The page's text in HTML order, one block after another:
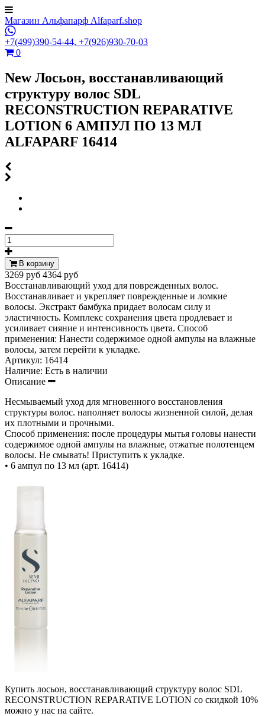
Магазин Альфапарф Alfaparf.shop
+7(499)390-54-44, +7(926)930-70-03
0
New Лосьон, восстанавливающий
структуру волос SDL
RECONSTRUCTION REPARATIVE
LOTION 6 АМПУЛ ПО 13 МЛ
ALFAPARF 16414
В корзину
3269 руб 4364 руб
Восстанавливающий уход для поврежденных волос.
Восстанавливает и укрепляет поврежденные и ломкие
волосы. Экстракт бамбука придает волосам силу и
эластичность. Комплекс сохранения цвета продлевает и
усиливает сияние и интенсивность цвета. Способ
применения: Нанести содержимое одной ампулы на влажные
волосы, затем перейти к укладке.
Артикул: 16414
Наличие: Есть в наличии
Описание
Несмываемый уход для мгновенного восстановления
структуры волос. наполняет волосы жизненной силой, делая
их плотными и прочными.
Способ применения: после процедуры мытья головы нанести
содержимое одной ампулы на влажные, отжатые полотенцем
волосы. Не смывать! Приступить к укладке.
• 6 ампул по 13 мл (арт. 16414)
Купить лосьон, восстанавливающий структуру волос SDL
RECONSTRUCTION REPARATIVE LOTION со скидкой 10%
можно у нас на сайте.